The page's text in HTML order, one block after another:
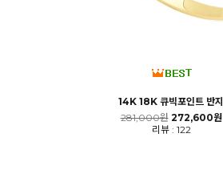
14K 18K 큐빅포인트 반지
281,000원 272,600원
리뷰 : 122